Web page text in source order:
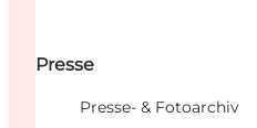
Presse
Presse- & Fotoarchiv